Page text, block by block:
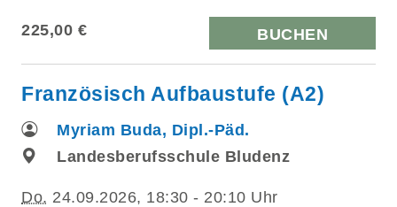
225,00 € BUCHEN
Französisch Aufbaustufe (A2)
Myriam Buda, Dipl.-Päd.
Landesberufsschule Bludenz
Do. 24.09.2026, 18:30 - 20:10 Uhr